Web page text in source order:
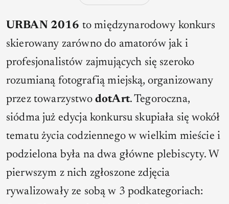
URBAN 2016 to międzynarodowy konkurs
skierowany zarówno do amatorów jak i
profesjonalistów zajmujących się szeroko
rozumianą fotografią miejską, organizowany
przez towarzystwo dotArt. Tegoroczna,
siódma już edycja konkursu skupiała się wokół
tematu życia codziennego w wielkim mieście i
podzielona była na dwa główne plebiscyty. W
pierwszym z nich zgłoszone zdjęcia
rywalizowały ze sobą w 3 podkategoriach: